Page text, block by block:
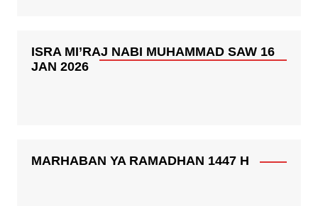
ISRA MI’RAJ NABI MUHAMMAD SAW 16
JAN 2026
MARHABAN YA RAMADHAN 1447 H